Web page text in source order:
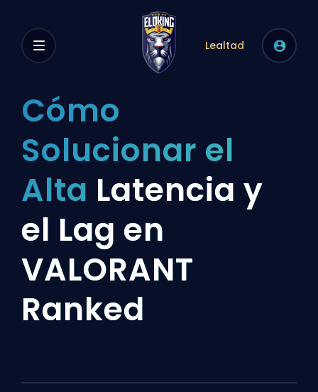
Lealtad
Cómo
Solucionar el
Alta Latencia y
el Lag en
VALORANT
Ranked